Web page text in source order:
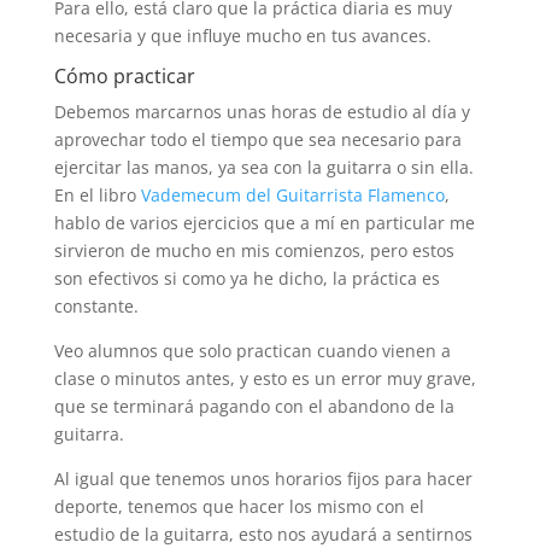
Para ello, está claro que la práctica diaria es muy
necesaria y que influye mucho en tus avances.
Cómo practicar
Debemos marcarnos unas horas de estudio al día y
aprovechar todo el tiempo que sea necesario para
ejercitar las manos, ya sea con la guitarra o sin ella.
En el libro Vademecum del Guitarrista Flamenco,
hablo de varios ejercicios que a mí en particular me
sirvieron de mucho en mis comienzos, pero estos
son efectivos si como ya he dicho, la práctica es
constante.
Veo alumnos que solo practican cuando vienen a
clase o minutos antes, y esto es un error muy grave,
que se terminará pagando con el abandono de la
guitarra.
Al igual que tenemos unos horarios fijos para hacer
deporte, tenemos que hacer los mismo con el
estudio de la guitarra, esto nos ayudará a sentirnos